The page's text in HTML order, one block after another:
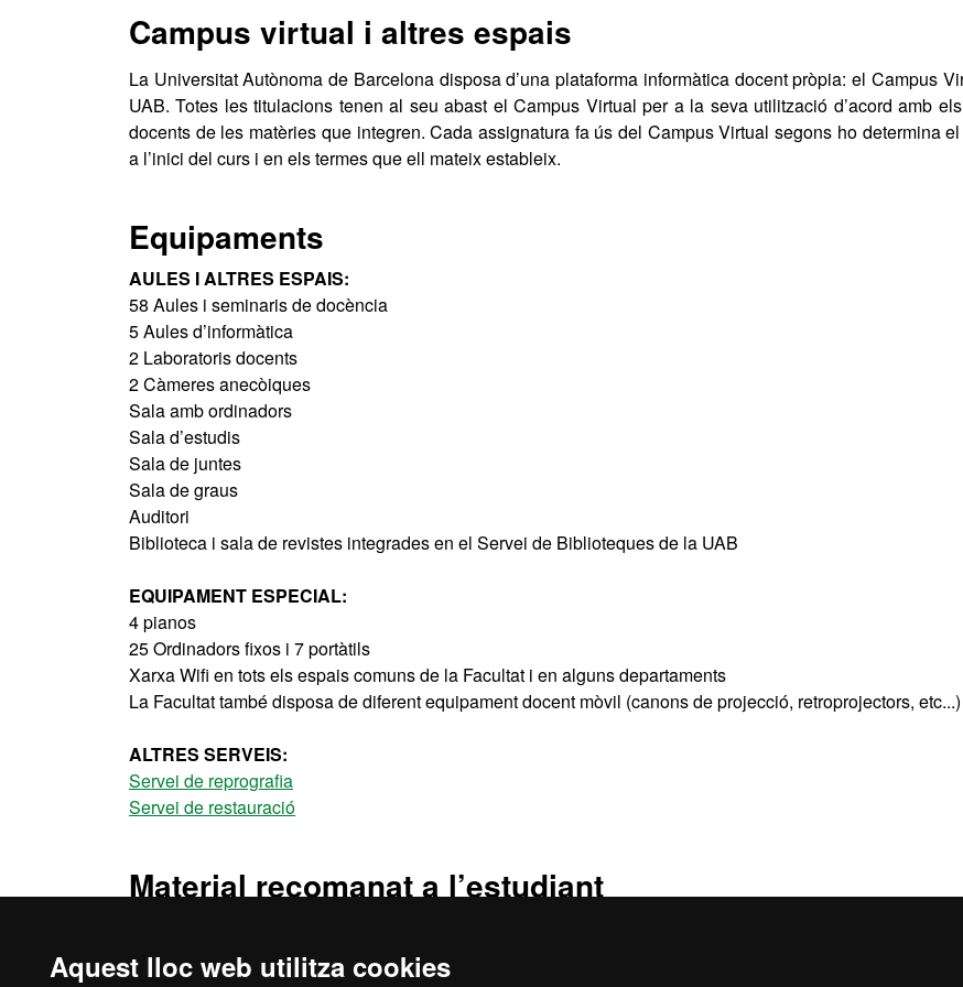
Aquest lloc web utilitza cookies
Campus virtual i altres espais
La Universitat Autònoma de Barcelona disposa d’una plataforma informàtica docent pròpia: el Campus
UAB. Totes les titulacions tenen al seu abast el Campus Virtual per a la seva utilització d’acord amb
docents de les matèries que integren. Cada assignatura fa ús del Campus Virtual segons ho determina
a l’inici del curs i en els termes que ell mateix estableix.
Equipaments
AULES I ALTRES ESPAIS:
58 Aules i seminaris de docència
5 Aules d’informàtica
2 Laboratoris docents
2 Càmeres anecòiques
Sala amb ordinadors
Sala d’estudis
Sala de juntes
Sala de graus
Auditori
Biblioteca i sala de revistes integrades en el Servei de Biblioteques de la UAB
EQUIPAMENT ESPECIAL:
4 pianos
25 Ordinadors fixos i 7 portàtils
Xarxa Wifi en tots els espais comuns de la Facultat i en alguns departaments
La Facultat també disposa de diferent equipament docent mòvil (canons de projecció, retroprojectors, etc...)
ALTRES SERVEIS:
Servei de reprografia
Servei de restauració
Material recomanat a l’estudiant